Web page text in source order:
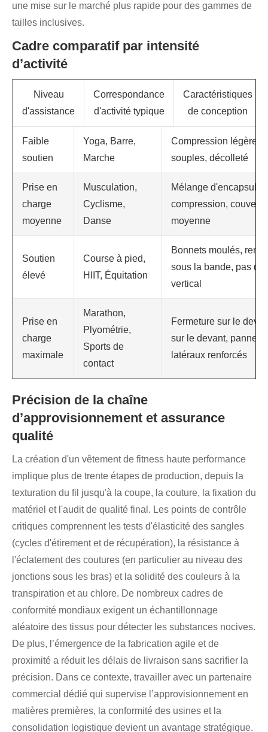
une mise sur le marché plus rapide pour des gammes de
tailles inclusives.
Cadre comparatif par intensité
d’activité
Niveau
d'assistance
Correspondance
d'activité typique
Caractéristiques
de conception
Faible
soutien
Yoga, Barre,
Marche
Compression légère,
souples, décolleté
Prise en
charge
moyenne
Musculation,
Cyclisme,
Danse
Mélange
compression,
moyenne
Soutien
élevé
Course à pied,
HIIT, Équitation
Bonnets moulés,
sous la bande, pas de
vertical
Prise en
charge
maximale
Marathon,
Plyométrie,
Sports de
contact
Fermeture sur le
sur le devant,
latéraux renforcés
Précision de la chaîne
d’approvisionnement et assurance
qualité
La création d'un vêtement de fitness haute performance
implique plus de trente étapes de production, depuis la
texturation du fil jusqu'à la coupe, la couture, la fixation du
matériel et l'audit de qualité final. Les points de contrôle
critiques comprennent les tests d'élasticité des sangles
(cycles d'étirement et de récupération), la résistance à
l'éclatement des coutures (en particulier au niveau des
jonctions sous les bras) et la solidité des couleurs à la
transpiration et au chlore. De nombreux cadres de
conformité mondiaux exigent un échantillonnage
aléatoire des tissus pour détecter les substances nocives.
De plus, l’émergence de la fabrication agile et de
proximité a réduit les délais de livraison sans sacrifier la
précision. Dans ce contexte, travailler avec un partenaire
commercial dédié qui supervise l’approvisionnement en
matières premières, la conformité des usines et la
consolidation logistique devient un avantage stratégique.